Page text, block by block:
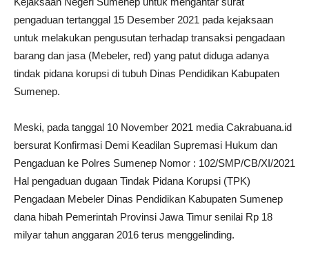
pengaduan tertanggal 15 Desember 2021 pada kejaksaan
untuk melakukan pengusutan terhadap transaksi pengadaan
barang dan jasa (Mebeler, red) yang patut diduga adanya
tindak pidana korupsi di tubuh Dinas Pendidikan Kabupaten
Sumenep.
Meski, pada tanggal 10 November 2021 media Cakrabuana.id
bersurat Konfirmasi Demi Keadilan Supremasi Hukum dan
Pengaduan ke Polres Sumenep Nomor : 102/SMP/CB/XI/2021
Hal pengaduan dugaan Tindak Pidana Korupsi (TPK)
Pengadaan Mebeler Dinas Pendidikan Kabupaten Sumenep
dana hibah Pemerintah Provinsi Jawa Timur senilai Rp 18
milyar tahun anggaran 2016 terus menggelinding.